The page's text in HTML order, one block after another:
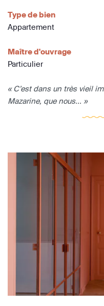
Type de bien
Appartement
Maître d'ouvrage
Particulier
« C’est dans un très vieil
Mazarine, que nous... »